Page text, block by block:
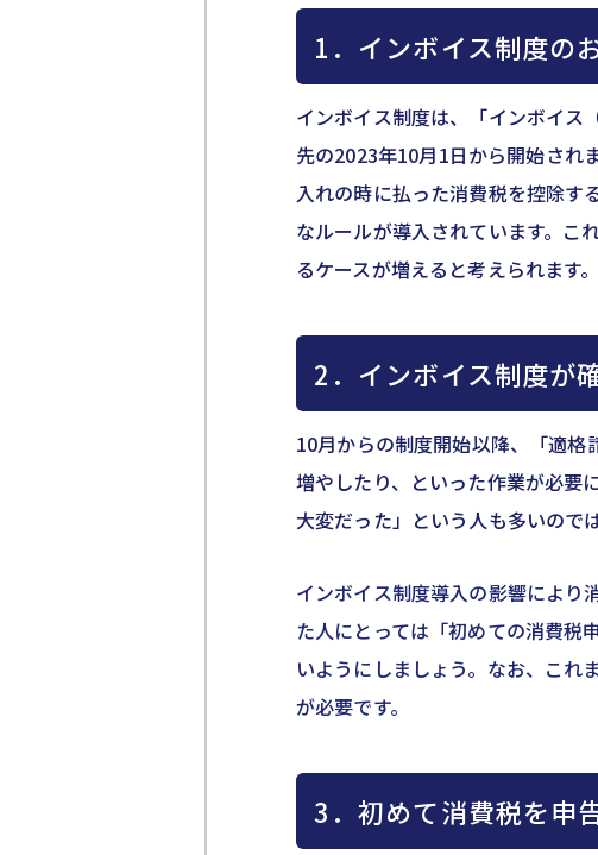
1．インボイス制度の
インボイス制度は、「インボイス
先の2023年10月1日から開始され
入れの時に払った消費税を控除す
なルールが導入されています。こ
るケースが増えると考えられます。
2．インボイス制度が
10月からの制度開始以降、「適格
増やしたり、といった作業が必要
大変だった」という人も多いので
インボイス制度導入の影響により
た人にとっては「初めての消費税
いようにしましょう。なお、これ
が必要です。
3．初めて消費税を申